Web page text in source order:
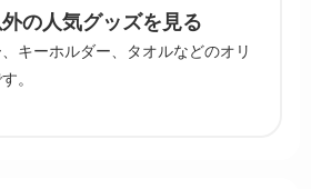
の人気グッズを見る
キーホルダー、タオルなどのオリ
。